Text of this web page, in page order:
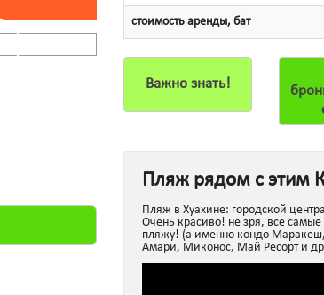
стоимость аренды, бат
Важно знать!
Пляж рядом с этим
Пляж в Хуахине: городской
Очень красиво! не зря, все
пляжу! (а именно кондо Маракеш,
Амари, Миконос, Май Ресорт и